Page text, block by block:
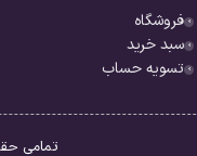
فروشگاه
سبد خرید
تسویه حساب
تمامی